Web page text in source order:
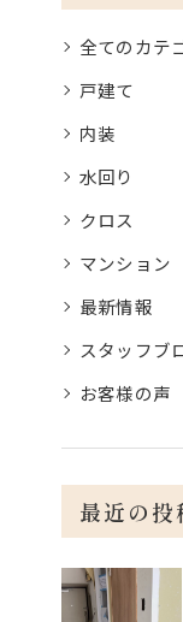
全てのカテ
戸建て
内装
水回り
クロス
マンション
最新情報
スタッフブ
お客様の声
最近の投